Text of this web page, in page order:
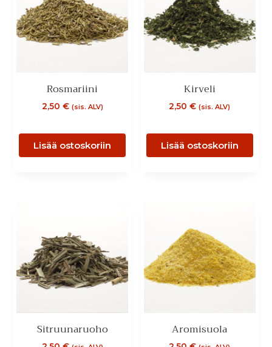
Rosmariini
2,50 € (sis. ALV)
Lisää ostoskoriin
Kirveli
2,50€ (sis. ALV)
Lisää ostoskoriin
Sitruunaruoho Aromisuola